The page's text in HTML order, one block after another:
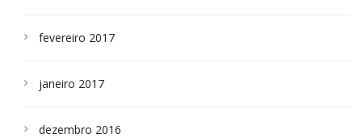
fevereiro 2017
janeiro 2017
dezembro 2016